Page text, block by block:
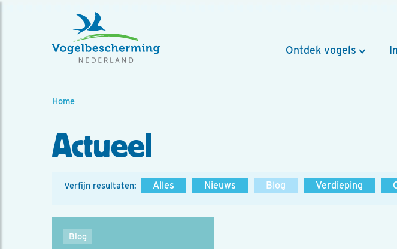
Ontdek vogels
Home
Actueel
Verfijn resultaten: Alles Nieuws Blog Verdieping
Blog